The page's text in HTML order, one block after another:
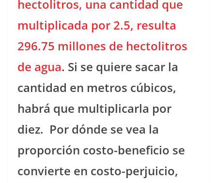
hectolitros, una cantidad que
multiplicada por 2.5, resulta
296.75 millones de hectolitros
de agua. Si se quiere sacar la
cantidad en metros cúbicos,
habrá que multiplicarla por
diez. Por dónde se vea la
proporción costo-beneficio se
convierte en costo-perjuicio,